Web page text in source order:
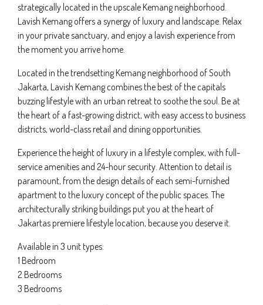
strategically located in the upscale Kemang neighborhood.
Lavish Kemang offers a synergy of luxury and landscape. Relax
in your private sanctuary, and enjoy a lavish experience from
the moment you arrive home.
Located in the trendsetting Kemang neighborhood of South
Jakarta, Lavish Kemang combines the best of the capitals
buzzing lifestyle with an urban retreat to soothe the soul. Be at
the heart of a fast-growing district, with easy access to business
districts, world-class retail and dining opportunities.
Experience the height of luxury in a lifestyle complex, with full-
service amenities and 24-hour security. Attention to detail is
paramount, from the design details of each semi-furnished
apartment to the luxury concept of the public spaces. The
architecturally striking buildings put you at the heart of
Jakartas premiere lifestyle location, because you deserve it.
Available in 3 unit types:
1 Bedroom
2 Bedrooms
3 Bedrooms